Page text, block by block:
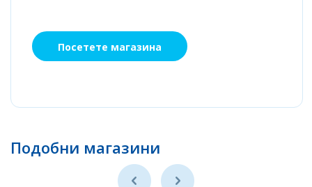
Посетете магазина
Подобни магазини